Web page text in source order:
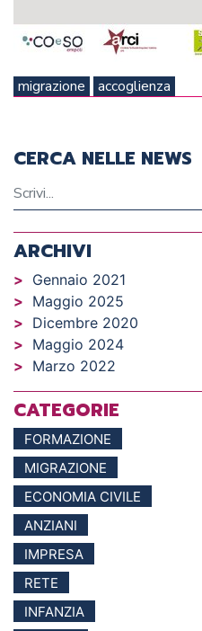
migrazione accoglienza
CERCA NELLE NEWS
ARCHIVI
Gennaio 2021
Maggio 2025
Dicembre 2020
Maggio 2024
Marzo 2022
CATEGORIE
FORMAZIONE
MIGRAZIONE
ECONOMIA CIVILE
ANZIANI
IMPRESA
RETE
INFANZIA